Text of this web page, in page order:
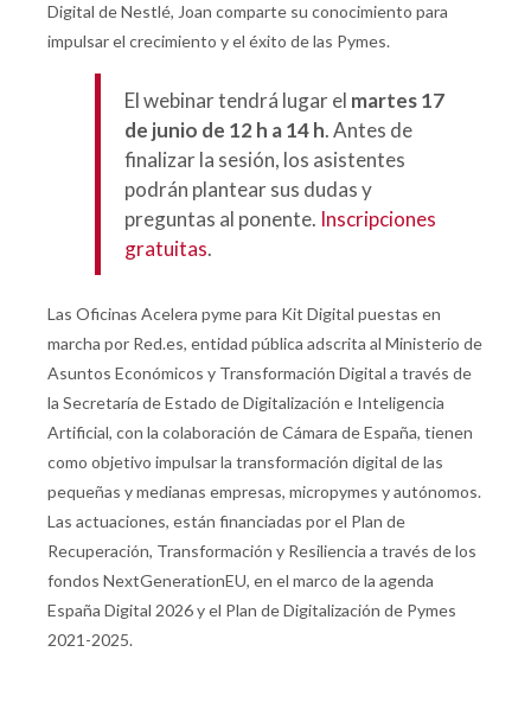
Digital de Nestlé, Joan comparte su conocimiento para
impulsar el crecimiento y el éxito de las Pymes.
El webinar tendrá lugar el martes 17
de junio de 12 h a 14 h. Antes de
finalizar la sesión, los asistentes
podrán plantear sus dudas y
preguntas al ponente. Inscripciones
gratuitas.
Las Oficinas Acelera pyme para Kit Digital puestas en
marcha por Red.es, entidad pública adscrita al Ministerio de
Asuntos Económicos y Transformación Digital a través de
la Secretaría de Estado de Digitalización e Inteligencia
Artificial, con la colaboración de Cámara de España, tienen
como objetivo impulsar la transformación digital de las
pequeñas y medianas empresas, micropymes y autónomos.
Las actuaciones, están financiadas por el Plan de
Recuperación, Transformación y Resiliencia a través de los
fondos NextGenerationEU, en el marco de la agenda
España Digital 2026 y el Plan de Digitalización de Pymes
2021-2025.